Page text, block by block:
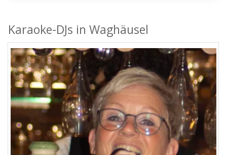
Karaoke-DJs in Waghäusel